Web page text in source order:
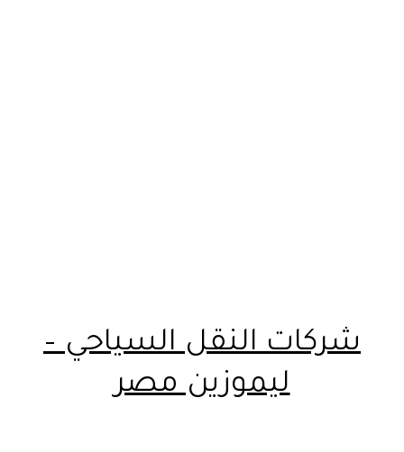
شركات النقل السياحي –
ليموزين مصر